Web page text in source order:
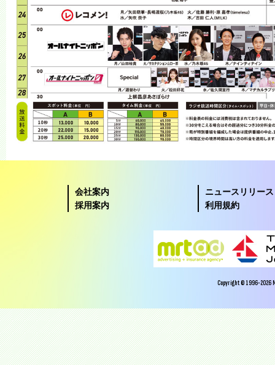
会社案内
ニュースリリース
採用案内
利用規約
Copyright © 1996-2026